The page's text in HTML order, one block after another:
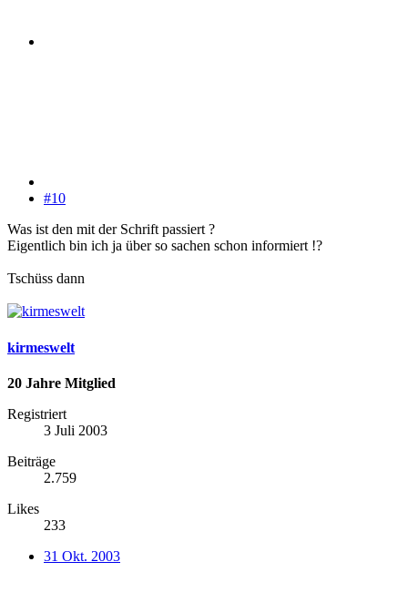
#10
Was ist den mit der Schrift passiert ?
Eigentlich bin ich ja über so sachen schon informiert !?
Tschüss dann
kirmeswelt
20 Jahre Mitglied
Registriert
3 Juli 2003
Beiträge
2.759
Likes
233
31 Okt. 2003